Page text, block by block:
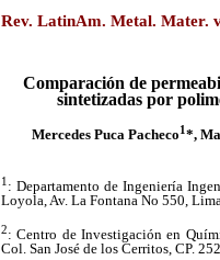
Rev. LatinAm. Metal. Mater.
Comparación de
sintetizadas por
Mercedes Puca Pacheco1*,
1 : Departamento de Ingeniería
Loyola, Av. La Fontana No 550,
2: Centro de Investigación en
Col. San José de los Cerritos, CP.